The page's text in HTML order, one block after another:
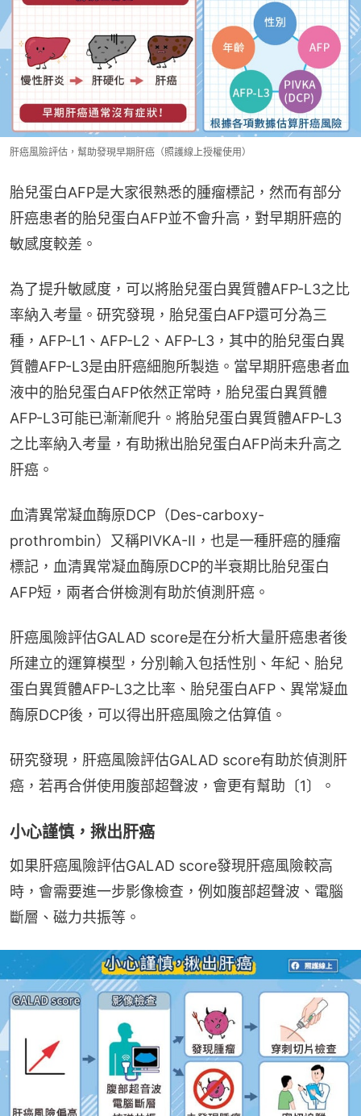
肝癌風險評估，幫助發現早期肝癌（照護線上授權使用）
胎兒蛋白AFP是大家很熟悉的腫瘤標記，然而有部分
肝癌患者的胎兒蛋白AFP並不會升高，對早期肝癌的
敏感度較差。
為了提升敏感度，可以將胎兒蛋白異質體AFP-L3之比
率納入考量。研究發現，胎兒蛋白AFP還可分為三
種，AFP-L1、AFP-L2、AFP-L3，其中的胎兒蛋白異
質體AFP-L3是由肝癌細胞所製造。當早期肝癌患者血
液中的胎兒蛋白AFP依然正常時，胎兒蛋白異質體
AFP-L3可能已漸漸爬升。將胎兒蛋白異質體AFP-L3
之比率納入考量，有助揪出胎兒蛋白AFP尚未升高之
肝癌。
血清異常凝血酶原DCP（Des-carboxy-
prothrombin）又稱PIVKA-II，也是一種肝癌的腫瘤
標記，血清異常凝血酶原DCP的半衰期比胎兒蛋白
AFP短，兩者合併檢測有助於偵測肝癌。
肝癌風險評估GALAD score是在分析大量肝癌患者後
所建立的運算模型，分別輸入包括性別、年紀、胎兒
蛋白異質體AFP-L3之比率、胎兒蛋白AFP、異常凝血
酶原DCP後，可以得出肝癌風險之估算值。
研究發現，肝癌風險評估GALAD score有助於偵測肝
癌，若再合併使用腹部超聲波，會更有幫助〔1〕。
小心謹慎，揪出肝癌
如果肝癌風險評估GALAD score發現肝癌風險較高
時，會需要進一步影像檢查，例如腹部超聲波、電腦
斷層、磁力共振等。